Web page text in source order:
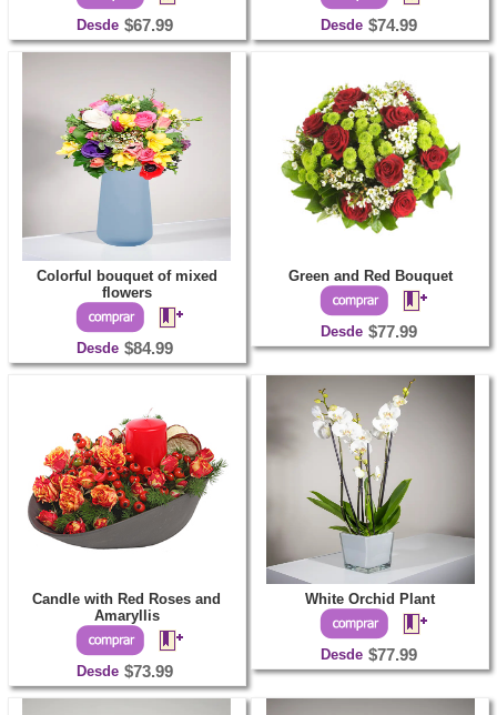
Desde $67.99 Desde $74.99
Colorful bouquet of mixed
flowers
Desde $84.99
Green and Red Bouquet
Desde $77.99
Candle with Red Roses and
Amaryllis
Desde $73.99
White Orchid Plant
Desde $77.99